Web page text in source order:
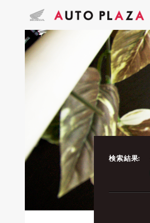
検索結果: